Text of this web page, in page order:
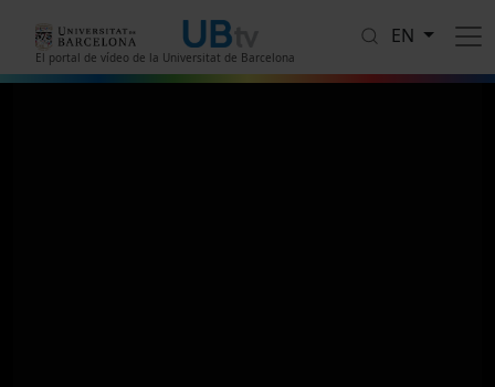
El portal de vídeo de la Universitat de Barcelona
EN